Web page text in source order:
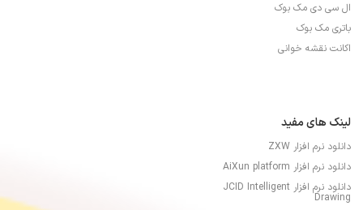
ال سی دی مک بوک
باتری مک بوک
اکانت نقشه خوانی
لینک های مفید
دانلود نرم افزار ZXW
دانلود نرم افزار AiXun platform
دانلود نرم افزار JCID Intelligent
Drawing